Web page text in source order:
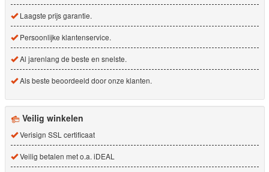
Laagste prijs garantie.
Persoonlijke klantenservice.
Al jarenlang de beste en snelste.
Als beste beoordeeld door onze klanten.
Veilig winkelen
Verisign SSL certificaat
Veilig betalen met o.a. iDEAL